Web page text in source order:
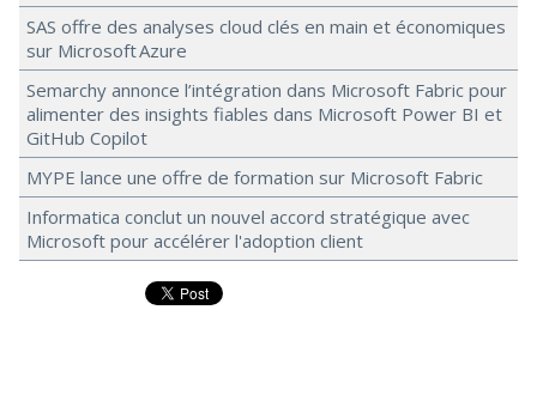
SAS offre des analyses cloud clés en main et économiques
sur Microsoft Azure
Semarchy annonce l’intégration dans Microsoft Fabric pour
alimenter des insights fiables dans Microsoft Power BI et
GitHub Copilot
MYPE lance une offre de formation sur Microsoft Fabric
Informatica conclut un nouvel accord stratégique avec
Microsoft pour accélérer l'adoption client